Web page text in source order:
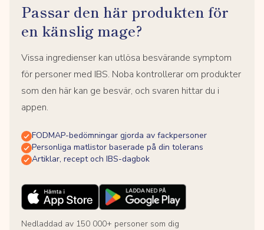
Passar den här produkten för
en känslig mage?
Vissa ingredienser kan utlösa besvärande symptom
för personer med IBS. Noba kontrollerar om produkter
som den här kan ge besvär, och svaren hittar du i
appen.
FODMAP-bedömningar gjorda av fackpersoner
Personliga matlistor baserade på din tolerans
Artiklar, recept och IBS-dagbok
Nedladdad av 150 000+ personer som dig